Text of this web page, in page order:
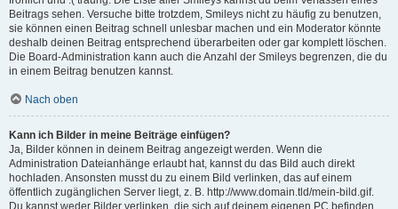
Beitrags sehen. Versuche bitte trotzdem, Smileys nicht zu häufig zu benutzen,
sie können einen Beitrag schnell unlesbar machen und ein Moderator könnte
deshalb deinen Beitrag entsprechend überarbeiten oder gar komplett löschen.
Die Board-Administration kann auch die Anzahl der Smileys begrenzen, die du
in einem Beitrag benutzen kannst.
Nach oben
Kann ich Bilder in meine Beiträge einfügen?
Ja, Bilder können in deinem Beitrag angezeigt werden. Wenn die
Administration Dateianhänge erlaubt hat, kannst du das Bild auch direkt
hochladen. Ansonsten musst du zu einem Bild verlinken, das auf einem
öffentlich zugänglichen Server liegt, z. B. http://www.domain.tld/mein-bild.gif.